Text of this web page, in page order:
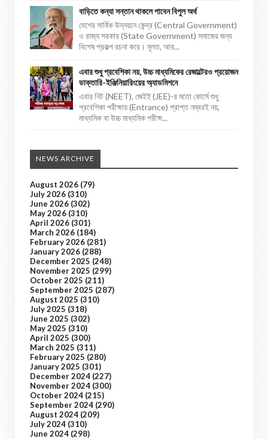
বাড়িতে কন্যা সন্তান থাকলে পাবেন বিপুল অর্থ
দেশের সার্বিক উন্নয়নে কেন্দ্র (Central Government)
ও রাজ্য সরকার (State Government) সমাজের জন্য
বিশেষ প্রকল্প রচনা করে। মূলত, আর...
এবার শুধু প্রবেশিকা নয়, উচ্চ মাধ্যমিকের রেজাল্টেরও প্রয়োজন
ডাক্তারি-ইঞ্জিনিয়ারিংয়ের অ্যাডমিশনে
এবার নিট (NEET), জেইই (JEE)-র মতো কোর্সে শুধু
প্রবেশিকা পরীক্ষায় (Entrance) প্রাপ্ত নম্বরই নয়,
মাধ্যমিক বা উচ্চ মাধ্যমিক পরীক্ষ...
NEWS ARCHIVE
August 2026 (79)
July 2026 (310)
June 2026 (302)
May 2026 (310)
April 2026 (301)
March 2026 (184)
February 2026 (281)
January 2026 (288)
December 2025 (248)
November 2025 (299)
October 2025 (211)
September 2025 (287)
August 2025 (310)
July 2025 (318)
June 2025 (302)
May 2025 (310)
April 2025 (300)
March 2025 (311)
February 2025 (280)
January 2025 (301)
December 2024 (227)
November 2024 (300)
October 2024 (215)
September 2024 (290)
August 2024 (209)
July 2024 (310)
June 2024 (298)